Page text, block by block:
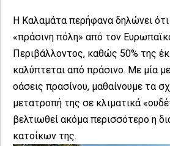
Η Καλαμάτα περήφανα δηλώνει ότι
«πράσινη πόλη» από τον
Περιβάλλοντος, καθώς 50% της
καλύπτεται από πράσινο. Με μία
οάσεις πρασίνου, μαθαίνουμε τα
μετατροπή της σε κλιματικά
βελτιωθεί ακόμα περισσότερο η
κατοίκων της.